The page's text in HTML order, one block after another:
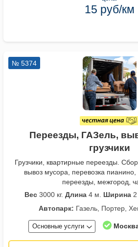
15 руб/км
№ 5374
Переезды, ГАЗель,
грузчики
Грузчики, квартирные переезды.
вывоз мусора, перевозка
переезды, межгород,
Вес 3000 кг. Длина 4 м. Ширина
Автопарк: Газель, Портер,
Основные услуги